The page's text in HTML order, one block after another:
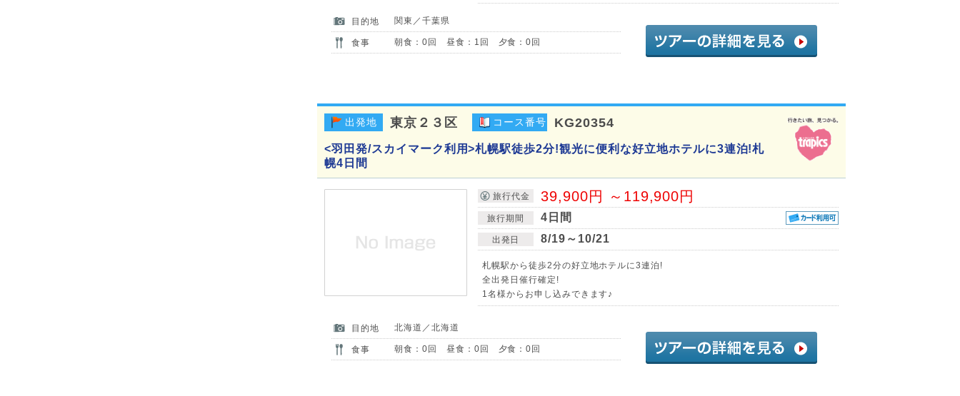
目的地 関東／千葉県
食事 朝食：0回 昼食：1回 夕食：0回
出発地 東京２３区 コース番号 KG20354
<羽田発/スカイマーク利用>札幌駅徒歩2分!観光に便利な好立地ホテルに3連泊!札
幌4日間
旅行代金 39,900円 ～119,900円
旅行期間 4日間
出発日 8/19～10/21
札幌駅から徒歩2分の好立地ホテルに3連泊!
全出発日催行確定!
1名様からお申し込みできます♪
目的地 北海道／北海道
食事 朝食：0回 昼食：0回 夕食：0回